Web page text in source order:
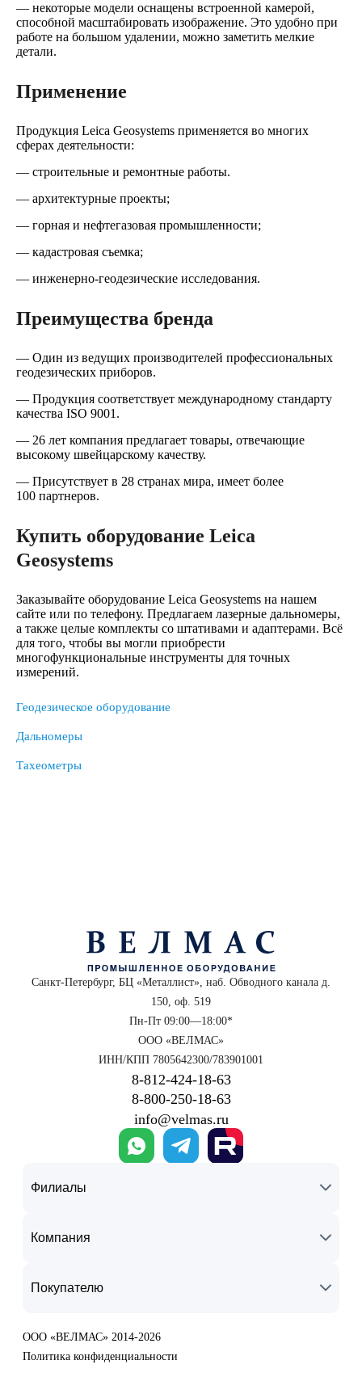
— некоторые модели оснащены встроенной камерой,
способной масштабировать изображение. Это удобно при
работе на большом удалении, можно заметить мелкие
детали.
Применение
Продукция Leica Geosystems применяется во многих
сферах деятельности:
— строительные и ремонтные работы.
— архитектурные проекты;
— горная и нефтегазовая промышленности;
— кадастровая съемка;
— инженерно-геодезические исследования.
Преимущества бренда
— Один из ведущих производителей профессиональных
геодезических приборов.
— Продукция соответствует международному стандарту
качества ISO 9001.
— 26 лет компания предлагает товары, отвечающие
высокому швейцарскому качеству.
— Присутствует в 28 странах мира, имеет более
100 партнеров.
Купить оборудование Leica
Geosystems
Заказывайте оборудование Leica Geosystems на нашем
сайте или по телефону. Предлагаем лазерные дальномеры,
а также целые комплекты со штативами и адаптерами. Всё
для того, чтобы вы могли приобрести
многофункциональные инструменты для точных
измерений.
Геодезическое оборудование
Дальномеры
Тахеометры
Санкт-Петербург, БЦ «Металлист», наб. Обводного канала д.
150, оф. 519
Пн-Пт 09:00—18:00*
ООО «ВЕЛМАС»
ИНН/КПП 7805642300/783901001
8‑812‑424‑18‑63
8‑800‑250‑18‑63
info@velmas.ru
Филиалы
Компания
Покупателю
ООО «ВЕЛМАС» 2014-2026
Политика конфиденциальности